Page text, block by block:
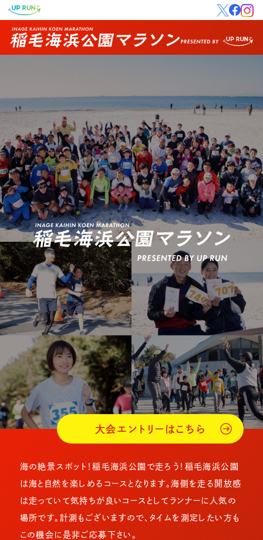
大会エントリーはこちら
海の絶景スポット！稲毛海浜公園で走ろう！稲毛海浜公園
は海と自然を楽しめるコースとなります。海側を走る開放感
は走っていて気持ちが良いコースとしてランナーに人気の
場所です。計測もございますので、タイムを測定したい方も
この機会に是非ご応募下さい。